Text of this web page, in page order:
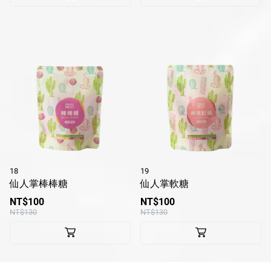
18
仙人掌棒棒糖
NT$100
NT$130
19
仙人掌軟糖
NT$100
NT$130